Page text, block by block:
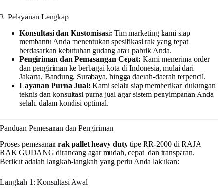
3. Pelayanan Lengkap
Konsultasi dan Kustomisasi: Tim marketing kami siap
membantu Anda menentukan spesifikasi rak yang tepat
berdasarkan kebutuhan gudang atau pabrik Anda.
Pengiriman dan Pemasangan Cepat: Kami menerima order
dan pengiriman ke berbagai kota di Indonesia, mulai dari
Jakarta, Bandung, Surabaya, hingga daerah-daerah terpencil.
Layanan Purna Jual: Kami selalu siap memberikan dukungan
teknis dan konsultasi purna jual agar sistem penyimpanan Anda
selalu dalam kondisi optimal.
Panduan Pemesanan dan Pengiriman
Proses pemesanan rak pallet heavy duty tipe RR-2000 di RAJA
RAK GUDANG dirancang agar mudah, cepat, dan transparan.
Berikut adalah langkah-langkah yang perlu Anda lakukan:
Langkah 1: Konsultasi Awal